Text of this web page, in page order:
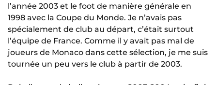
l’année 2003 et le foot de manière générale en
1998 avec la Coupe du Monde. Je n’avais pas
spécialement de club au départ, c’était surtout
l’équipe de France. Comme il y avait pas mal de
joueurs de Monaco dans cette sélection, je me suis
tournée un peu vers le club à partir de 2003.